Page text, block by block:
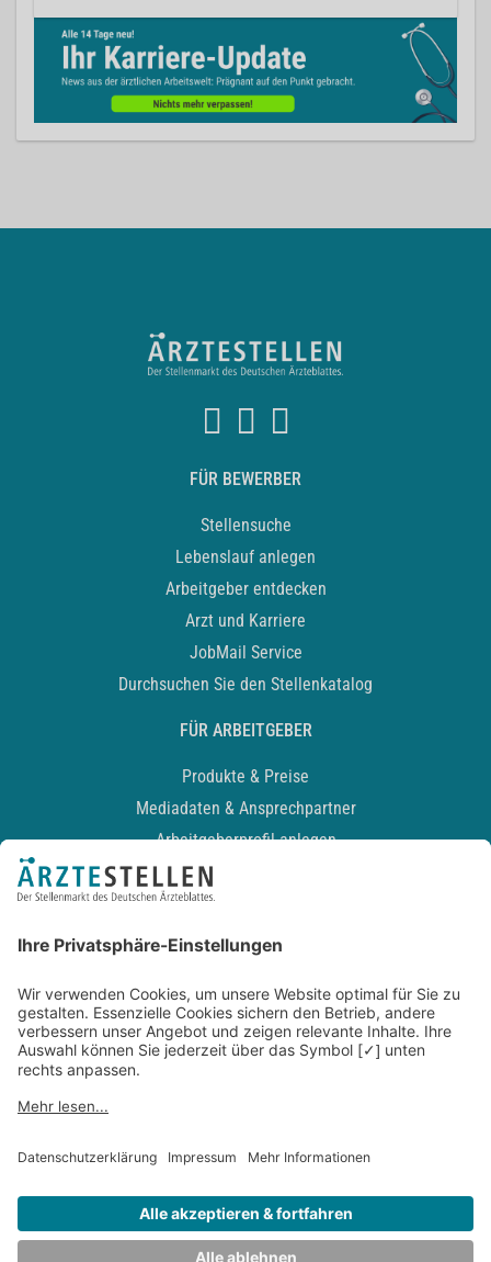
FÜR BEWERBER
Stellensuche
Lebenslauf anlegen
Arbeitgeber entdecken
Arzt und Karriere
JobMail Service
Durchsuchen Sie den Stellenkatalog
FÜR ARBEITGEBER
Produkte & Preise
Mediadaten & Ansprechpartner
Arbeitgeberprofil anlegen
Recruiting-Podcast
Kontakt
Datenschutz
Newsletter